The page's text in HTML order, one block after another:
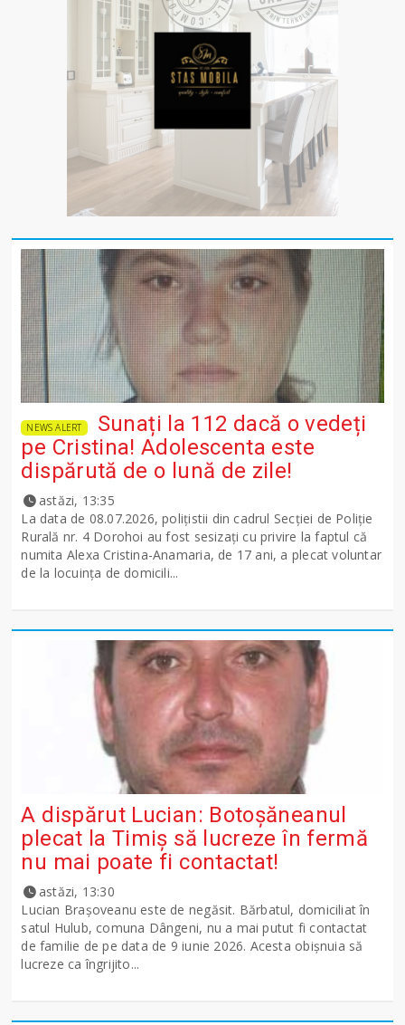
NEWS ALERT
Sunați la 112 dacă o vedeți
pe Cristina! Adolescenta este
dispărută de o lună de zile!
astăzi, 13:35
La data de 08.07.2026, polițistii din cadrul Secției de Poliție
Rurală nr. 4 Dorohoi au fost sesizați cu privire la faptul că
numita Alexa Cristina-Anamaria, de 17 ani, a plecat voluntar
de la locuința de domicili...
A dispărut Lucian: Botoșăneanul
plecat la Timiș să lucreze în fermă
nu mai poate fi contactat!
astăzi, 13:30
Lucian Brașoveanu este de negăsit. Bărbatul, domiciliat în
satul Hulub, comuna Dângeni, nu a mai putut fi contactat
de familie de pe data de 9 iunie 2026. Acesta obișnuia să
lucreze ca îngrijito...